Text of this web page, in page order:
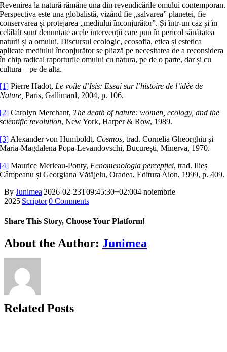
Revenirea la natură rămâne una din revendicările omului contemporan.
Perspectiva este una globalistă, vizând fie „salvarea” planetei, fie
conservarea și protejarea „mediului înconjurător”. Și într-un caz și în
celălalt sunt denunțate acele intervenții care pun în pericol sănătatea
naturii și a omului. Discursul ecologic, ecosofia, etica și estetica
aplicate mediului înconjurător se pliază pe necesitatea de a reconsidera
în chip radical raporturile omului cu natura, pe de o parte, dar și cu
cultura – pe de alta.
[1] Pierre Hadot,Le voile d’Isis: Essai sur l’histoire de l’idée de
Nature,Paris, Gallimard, 2004, p. 106.
[2] Carolyn Merchant, The death of nature: women, ecology, and the
scientific revolution, New York, Harper & Row, 1989.
[3]Alexander von Humboldt, Cosmos, trad. Cornelia Gheorghiu și
Maria-Magdalena Popa-Levandovschi, București, Minerva, 1970.
[4] Maurice Merleau-Ponty,Fenomenologia percepției, trad. Ilieș
Câmpeanu și Georgiana Vătăjelu, Oradea, Editura Aion, 1999, p. 409.
By Junimea|2026-02-23T09:45:30+02:004 noiembrie
2025|Scriptor|0 Comments
Share This Story, Choose Your Platform!
Facebook
X
Bluesky
Reddit
LinkedIn
WhatsApp
Telegram
Tumblr
Xing
Email
Copy
Link
About the Author: Junimea
Related Posts